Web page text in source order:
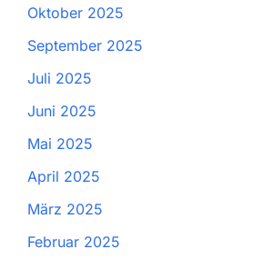
Oktober 2025
September 2025
Juli 2025
Juni 2025
Mai 2025
April 2025
März 2025
Februar 2025